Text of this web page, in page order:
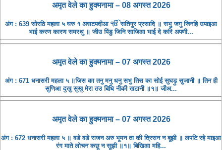
अमृत ​​वेले का हुक्मनामा – 08 अगस्त 2026
अंग : 639 सोरठि महला ५ घरु १ असटपदीआ ੴ सतिगुर प्रसादि ॥ सभु जगु जिनहि उपाइआ
भाई करण कारण समरथु ॥ जीउ पिंडु जिनि साजिआ भाई दे करि अपणी...
अमृत ​​वेले का हुक्मनामा – 07 अगस्त 2026
अंग : 671 धनासरी महला ५ ॥जिस का तनु मनु धनु सभु तिस का सोई सुघड़ु सुजानी ॥ तिन ही
सुणिआ दुखु सुखु मेरा तउ बिधि नीकी खटानी ॥१॥ जीअ...
अमृत ​​वेले का हुक्मनामा – 07 अगस्त 2026
अंग : 672 धनासरी महला ५ ॥ वडे वडे राजन अरु भूमन ता की त्रिसन न बूझी ॥ लपटि रहे माइआ
रंग माते लोचन कछू न सूझी ॥१॥ बिखिआ महि...